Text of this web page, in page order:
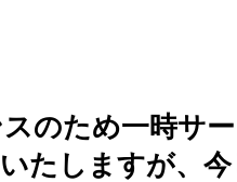
のため一時サ
たしますが、